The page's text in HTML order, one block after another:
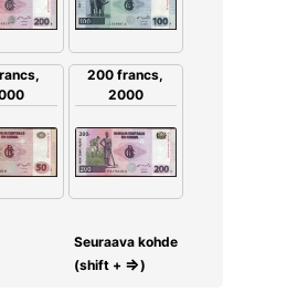
200 francs,
2000
Seuraava kohde
(shift + ⇒)